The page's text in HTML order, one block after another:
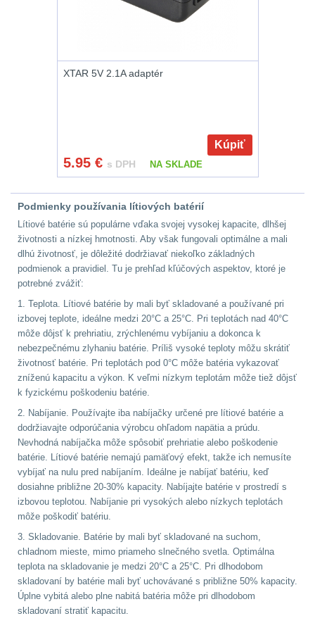
Doplňky k batohům534
koncovky25
Nášivky105
Samonavíjecí
držáky1
Zámky 1
Nepromokavý potahy
a vaky18
Adaptéry33
Nože164
Taktická pera4
Láhve16
Lékárničky 17
Na přežití25
Ostatní45
XTAR 5V 2.1A adaptér
Kúpiť
5.95 € s DPH NA SKLADE
Podmienky používania lítiových batérií
Lítiové batérie sú populárne vďaka svojej vysokej kapacite, dlhšej
životnosti a nízkej hmotnosti. Aby však fungovali optimálne a mali
dlhú životnosť, je dôležité dodržiavať niekoľko základných
podmienok a pravidiel. Tu je prehľad kľúčových aspektov, ktoré je
potrebné zvážiť:
1. Teplota. Lítiové batérie by mali byť skladované a používané pri
izbovej teplote, ideálne medzi 20°C a 25°C. Pri teplotách nad 40°C
môže dôjsť k prehriatiu, zrýchlenému vybíjaniu a dokonca k
nebezpečnému zlyhaniu batérie. Príliš vysoké teploty môžu skrátiť
životnosť batérie. Pri teplotách pod 0°C môže batéria vykazovať
zníženú kapacitu a výkon. K veľmi nízkym teplotám môže tiež dôjsť
k fyzickému poškodeniu batérie.
2. Nabíjanie. Používajte iba nabíjačky určené pre lítiové batérie a
dodržiavajte odporúčania výrobcu ohľadom napätia a prúdu.
Nevhodná nabíjačka môže spôsobiť prehriatie alebo poškodenie
batérie. Lítiové batérie nemajú pamäťový efekt, takže ich nemusíte
vybíjať na nulu pred nabíjaním. Ideálne je nabíjať batériu, keď
dosiahne približne 20-30% kapacity. Nabíjajte batérie v prostredí s
izbovou teplotou. Nabíjanie pri vysokých alebo nízkych teplotách
môže poškodiť batériu.
3. Skladovanie. Batérie by mali byť skladované na suchom,
chladnom mieste, mimo priameho slnečného svetla. Optimálna
teplota na skladovanie je medzi 20°C a 25°C. Pri dlhodobom
skladovaní by batérie mali byť uchovávané s približne 50% kapacity.
Úplne vybitá alebo plne nabitá batéria môže pri dlhodobom
skladovaní stratiť kapacitu.